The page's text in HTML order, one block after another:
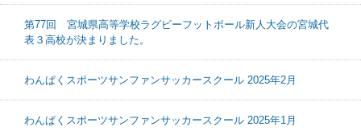
第77回 宮城県高等学校ラグビーフットボール新人大会の宮城代
表３高校が決まりました。
わんぱくスポーツサンファンサッカースクール 2025年2月
わんぱくスポーツサンファンサッカースクール 2025年1月